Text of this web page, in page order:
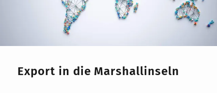
Export in die Marshallinseln